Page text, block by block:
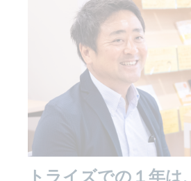
トライズでの１年は、